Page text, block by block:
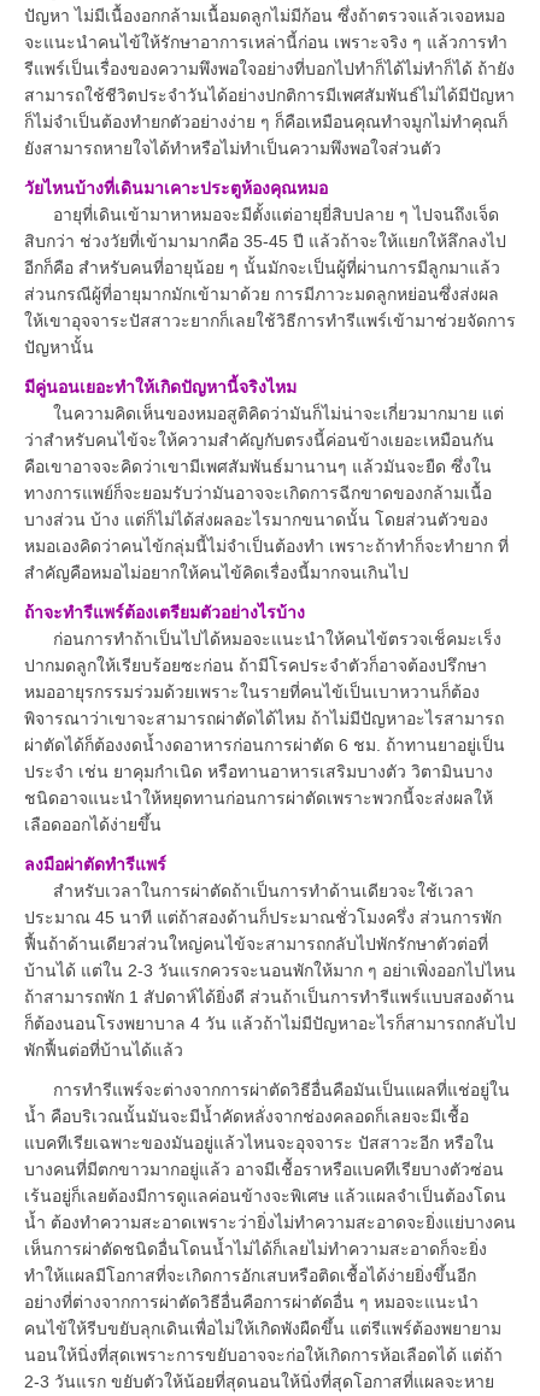
ปัญหา ไม่มีเนื้องอกกล้ามเนื้อมดลูกไม่มีก้อน ซึ่งถ้าตรวจแล้วเจอหมอ
จะแนะนำคนไข้ให้รักษาอาการเหล่านี้ก่อน เพราะจริง ๆ แล้วการทำ
รีแพร์เป็นเรื่องของความพึงพอใจอย่างที่บอกไปทำก็ได้ไม่ทำก็ได้ ถ้ายัง
สามารถใช้ชีวิตประจำวันได้อย่างปกติการมีเพศสัมพันธ์ไม่ได้มีปัญหา
ก็ไม่จำเป็นต้องทำยกตัวอย่างง่าย ๆ ก็คือเหมือนคุณทำจมูกไม่ทำคุณก็
ยังสามารถหายใจได้ทำหรือไม่ทำเป็นความพึงพอใจส่วนตัว
วัยไหนบ้างที่เดินมาเคาะประตูห้องคุณหมอ
อายุที่เดินเข้ามาหาหมอจะมีตั้งแต่อายุยี่สิบปลาย ๆ ไปจนถึงเจ็ด
สิบกว่า ช่วงวัยที่เข้ามามากคือ 35-45 ปี แล้วถ้าจะให้แยกให้ลึกลงไป
อีกก็คือ สำหรับคนที่อายุน้อย ๆ นั้นมักจะเป็นผู้ที่ผ่านการมีลูกมาแล้ว
ส่วนกรณีผู้ที่อายุมากมักเข้ามาด้วย การมีภาวะมดลูกหย่อนซึ่งส่งผล
ให้เขาอุจจาระปัสสาวะยากก็เลยใช้วิธีการทำรีแพร์เข้ามาช่วยจัดการ
ปัญหานั้น
มีคู่นอนเยอะทำให้เกิดปัญหานี้จริงไหม
ในความคิดเห็นของหมอสูติคิดว่ามันก็ไม่น่าจะเกี่ยวมากมาย แต่
ว่าสำหรับคนไข้จะให้ความสำคัญกับตรงนี้ค่อนข้างเยอะเหมือนกัน
คือเขาอาจจะคิดว่าเขามีเพศสัมพันธ์มานานๆ แล้วมันจะยืด ซึ่งใน
ทางการแพย์ก็จะยอมรับว่ามันอาจจะเกิดการฉีกขาดของกล้ามเนื้อ
บางส่วน บ้าง แต่ก็ไม่ได้ส่งผลอะไรมากขนาดนั้น โดยส่วนตัวของ
หมอเองคิดว่าคนไข้กลุ่มนี้ไม่จำเป็นต้องทำ เพราะถ้าทำก็จะทำยาก ที่
สำคัญคือหมอไม่อยากให้คนไข้คิดเรื่องนี้มากจนเกินไป
ถ้าจะทำรีแพร์ต้องเตรียมตัวอย่างไรบ้าง
ก่อนการทำถ้าเป็นไปได้หมอจะแนะนำให้คนไข้ตรวจเช็คมะเร็ง
ปากมดลูกให้เรียบร้อยซะก่อน ถ้ามีโรคประจำตัวก็อาจต้องปรึกษา
หมออายุรกรรมร่วมด้วยเพราะในรายที่คนไข้เป็นเบาหวานก็ต้อง
พิจารณาว่าเขาจะสามารถผ่าตัดได้ไหม ถ้าไม่มีปัญหาอะไรสามารถ
ผ่าตัดได้ก็ต้องงดน้ำงดอาหารก่อนการผ่าตัด 6 ชม. ถ้าทานยาอยู่เป็น
ประจำ เช่น ยาคุมกำเนิด หรือทานอาหารเสริมบางตัว วิตามินบาง
ชนิดอาจแนะนำให้หยุดทานก่อนการผ่าตัดเพราะพวกนี้จะส่งผลให้
เลือดออกได้ง่ายขึ้น
ลงมือผ่าตัดทำรีแพร์
สำหรับเวลาในการผ่าตัดถ้าเป็นการทำด้านเดียวจะใช้เวลา
ประมาณ 45 นาที แต่ถ้าสองด้านก็ประมาณชั่วโมงครึ่ง ส่วนการพัก
ฟื้นถ้าด้านเดียวส่วนใหญ่คนไข้จะสามารถกลับไปพักรักษาตัวต่อที่
บ้านได้ แต่ใน 2-3 วันแรกควรจะนอนพักให้มาก ๆ อย่าเพิ่งออกไปไหน
ถ้าสามารถพัก 1 สัปดาห์ได้ยิ่งดี ส่วนถ้าเป็นการทำรีแพร์แบบสองด้าน
ก็ต้องนอนโรงพยาบาล 4 วัน แล้วถ้าไม่มีปัญหาอะไรก็สามารถกลับไป
พักฟื้นต่อที่บ้านได้แล้ว
การทำรีแพร์จะต่างจากการผ่าตัดวิธีอื่นคือมันเป็นแผลที่แช่อยู่ใน
น้ำ คือบริเวณนั้นมันจะมีน้ำคัดหลั่งจากช่องคลอดก็เลยจะมีเชื้อ
แบคทีเรียเฉพาะของมันอยู่แล้วไหนจะอุจจาระ ปัสสาวะอีก หรือใน
บางคนที่มีตกขาวมากอยู่แล้ว อาจมีเชื้อราหรือแบคทีเรียบางตัวซ่อน
เร้นอยู่ก็เลยต้องมีการดูแลค่อนข้างจะพิเศษ แล้วแผลจำเป็นต้องโดน
น้ำ ต้องทำความสะอาดเพราะว่ายิ่งไม่ทำความสะอาดจะยิ่งแย่บางคน
เห็นการผ่าตัดชนิดอื่นโดนน้ำไม่ได้ก็เลยไม่ทำความสะอาดก็จะยิ่ง
ทำให้แผลมีโอกาสที่จะเกิดการอักเสบหรือติดเชื้อได้ง่ายยิ่งขึ้นอีก
อย่างที่ต่างจากการผ่าตัดวิธีอื่นคือการผ่าตัดอื่น ๆ หมอจะแนะนำ
คนไข้ให้รีบขยับลุกเดินเพื่อไม่ให้เกิดพังผืดขึ้น แต่รีแพร์ต้องพยายาม
นอนให้นิ่งที่สุดเพราะการขยับอาจจะก่อให้เกิดการห้อเลือดได้ แต่ถ้า
2-3 วันแรก ขยับตัวให้น้อยที่สุดนอนให้นิ่งที่สุดโอกาสที่แผลจะหาย